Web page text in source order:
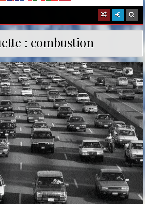
: combustion
Posted
in